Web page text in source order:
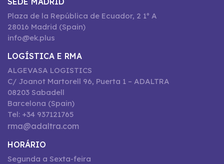
Plaza de la República de Ecuador, 2 1º A
28016 Madrid (Spain)
info@ek.plus
LOGÍSTICA E RMA
ALGEVASA LOGISTICS
C/ Joanot Martorell 96, Puerta 1 – ADALTRA
08203 Sabadell
Barcelona (Spain)
Tel: +34 937121765
rma@adaltra.com
HORÁRIO
Segunda a Sexta-feira